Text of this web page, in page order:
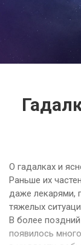
О гадалках и
Раньше их
даже лекарями,
тяжелых
В более
появилось